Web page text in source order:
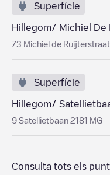
Superfície
Hillegom/ Michiel De
73 Michiel de
Superfície
Hillegom/
9 Satellietbaan 2181 MG
Consulta tots els